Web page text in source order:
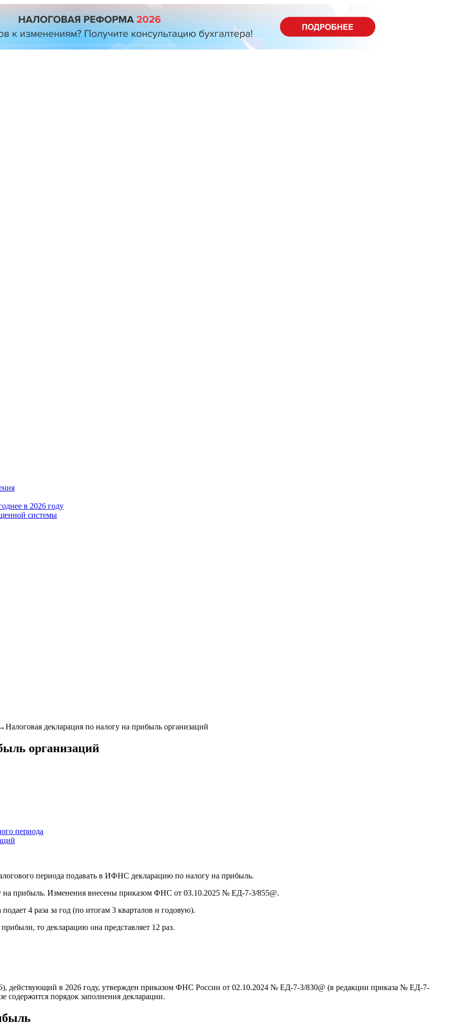
в 2026 году
системы
Налоговая декларация по налогу на прибыль организаций
организаций
периода
периода подавать в ИФНС декларацию по налогу на прибыль.
на прибыль. Изменения внесены приказом ФНС от 03.10.2025 № ЕД-7-3/855@.
4 раза за год (по итогам 3 кварталов и годовую).
то декларацию она представляет 12 раз.
действующий в 2026 году, утвержден приказом ФНС России от 02.10.2024 № ЕД-7-3/830@ (в редакции приказа № ЕД-7-
содержится порядок заполнения декларации.